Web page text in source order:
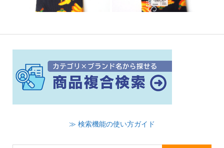
≫ 検索機能の使い方ガイド